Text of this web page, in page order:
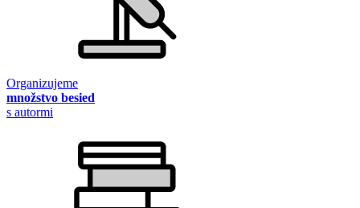
Organizujeme
množstvo besied
s autormi